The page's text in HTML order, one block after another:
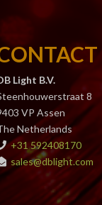
Light B.V.
8
VP Assen
Netherlands
+31 592408170
sales@dblight.com